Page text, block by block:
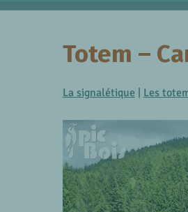
Totem –
La signalétique | Les